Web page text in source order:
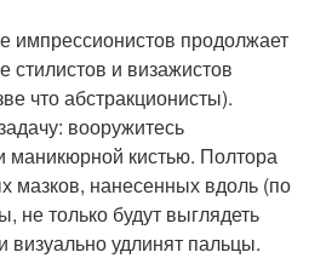
импрессионистов продолжает
стилистов и визажистов
что абстракционисты).
вооружитесь
маникюрной кистью. Полтора
мазков, нанесенных вдоль (по
не только будут выглядеть
визуально удлинят пальцы.